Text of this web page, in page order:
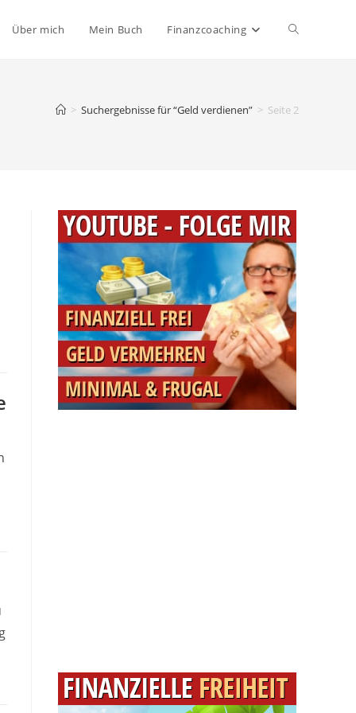
Über mich Mein Buch Finanzcoaching Website-
> Suchergebnisse für“Geld verdienen” > Seite 2